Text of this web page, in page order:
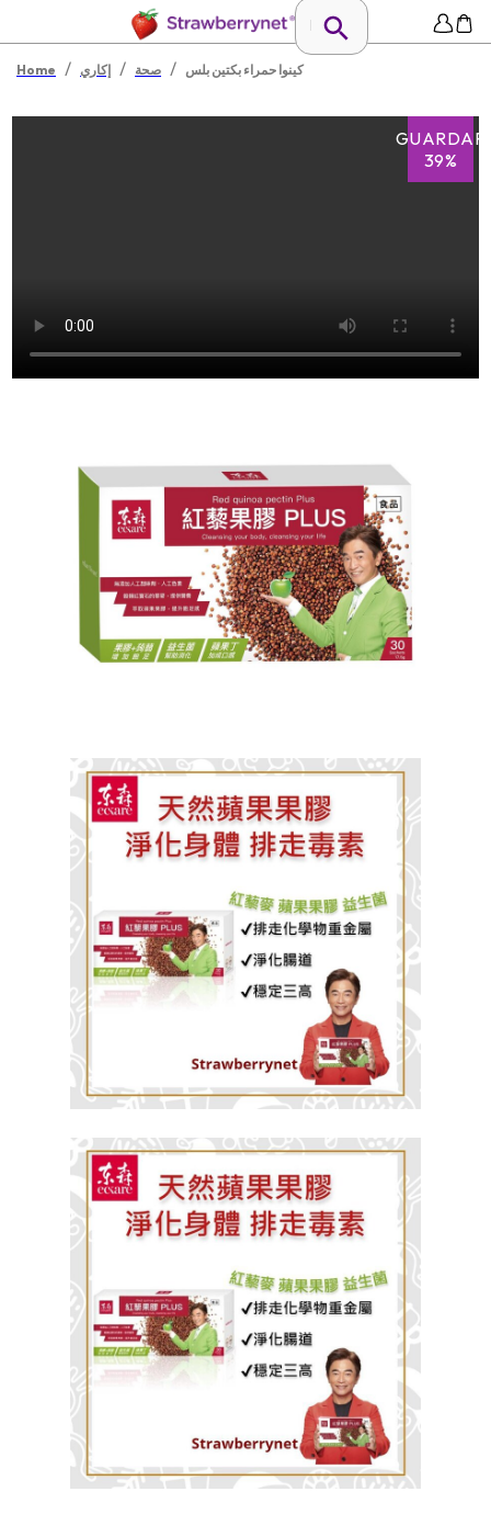
Home / إكاري / صحة / كينوا حمراء بكتين بلس
GUARDAR
39%